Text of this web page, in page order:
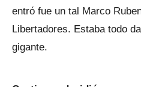
entró fue un tal Marco
Libertadores. Estaba todo
gigante.